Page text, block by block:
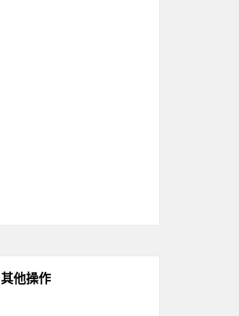
其他操作